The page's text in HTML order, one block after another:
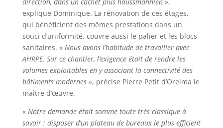
explique Dominique. La rénovation de ces étages,
qui bénéficient des mêmes prestations dans un
souci d’uniformité, couvre aussi le palier et les blocs
sanitaires. « Nous avons l’habitude de travailler avec
AHRPE. Sur ce chantier, l’exigence était de rendre les
volumes exploitables en y associant la connectivité des
bâtiments modernes », précise Pierre Petit d’Oreima le
maître d’œuvre.
« Notre demande était somme toute très classique à
savoir : disposer d’un plateau de bureaux le plus efficient